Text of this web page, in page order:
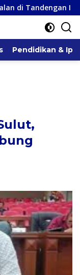
Priscilla Cindy
Pendidikan &